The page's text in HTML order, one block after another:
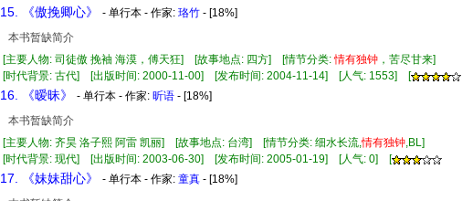
15. 《傲挽卿心》 - 单行本 - 作家: 珞竹 - [18%]
本书暂缺简介
[主要人物: 司徒傲 挽袖 海漠，傅天狂] [故事地点: 四方] [情节分类:情有独钟 ，苦尽甘来]
[时代背景: 古代] [出版时间: 2000-11-00] [发布时间: 2004-11-14] [人气: 1553] [
16. 《暧昧》 - 单行本 - 作家: 昕语 - [18%]
本书暂缺简介
[主要人物: 齐昊 洛子熙 阿雷 凯丽] [故事地点: 台湾] [情节分类: 细水长流,情有独钟,BL]
[时代背景: 现代] [出版时间: 2003-06-30] [发布时间: 2005-01-19] [人气: 0] [
17. 《妹妹甜心》 - 单行本 - 作家: 童真 - [18%]